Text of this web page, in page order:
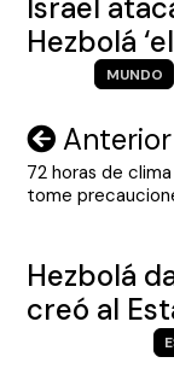
Hezbolá
MUNDO
Navegación
de
Anterior
72 horas de
tome
Hezbolá
creó al